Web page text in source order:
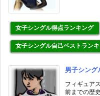
女子シングル得点ランキング
女子シングル自己ベストラン
男子シング
フィギュア
前までの歴